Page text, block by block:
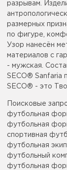
разрывам.
размерных
по фигуре,
Узор нанесён
материалов с
- мужская.
SECO® Sanfaria
SECO® - это
Поисковые
футбольная
футбольная
спортивная
футбольная
футбольный
футбольная